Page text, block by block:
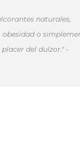
naturales,
o
del dulzor." -